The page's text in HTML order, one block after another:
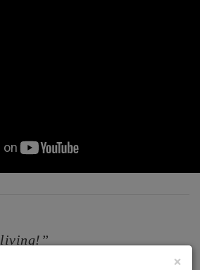
×
- MAJA ŠEGOVIĆ